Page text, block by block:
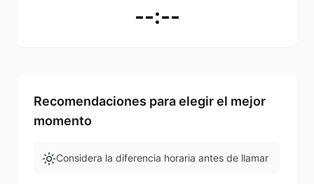
--:--
Recomendaciones para elegir el mejor
momento
Considera la diferencia horaria antes de llamar